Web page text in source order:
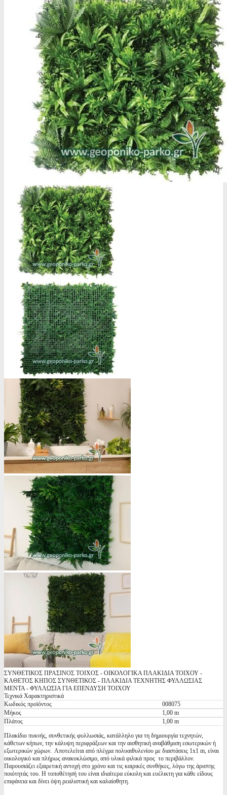
ΣΥΝΘΕΤΙΚΟΣ ΠΡΑΣΙΝΟΣ ΤΟΙΧΟΣ - ΟΙΚΟΛΟΓΙΚΑ ΠΛΑΚΙΔΙΑ ΤΟΙΧΟΥ -
ΚΑΘΕΤΟΣ ΚΗΠΟΣ ΣΥΝΘΕΤΙΚΟΣ - ΠΛΑΚΙΔΙΑ ΤΕΧΝΗΤΗΣ ΦΥΛΛΩΣΙΑΣ
ΜΕΝΤΑ - ΦΥΛΛΩΣΙΑ ΓΙΑ ΕΠΕΝΔΥΣΗ ΤΟΙΧΟΥ
Τεχνικά Χαρακτηριστικά
Κωδικός προϊόντος
008075
Μήκος
1,00 m
Πλάτος
1,00 m
Πλακίδιο πυκνής, συνθετικής φυλλωσιάς, κατάλληλο για τη δημιουργία τεχνητών,
κάθετων κήπων, την κάλυψη περιφράξεων και την αισθητική αναβάθμιση εσωτερικών ή
εξωτερικών χώρων. Αποτελείται από πλέγμα πολυαιθυλενίου με διαστάσεις 1x1 m, είναι
οικολογικό και πλήρως ανακυκλώσιμο, από υλικά φιλικά προς το περιβάλλον.
Παρουσιάζει εξαιρετική αντοχή στο χρόνο και τις καιρικές συνθήκες, λόγω της άριστης
ποιότητάς του. Η τοποθέτησή του είναι ιδιαίτερα εύκολη και ευέλικτη για κάθε είδους
επιφάνεια και δίνει όψη ρεαλιστική και καλαίσθητη.